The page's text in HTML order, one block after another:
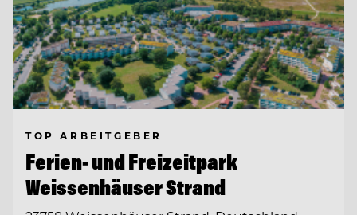
TOP ARBEITGEBER
Ferien- und Freizeitpark
Weissenhäuser Strand